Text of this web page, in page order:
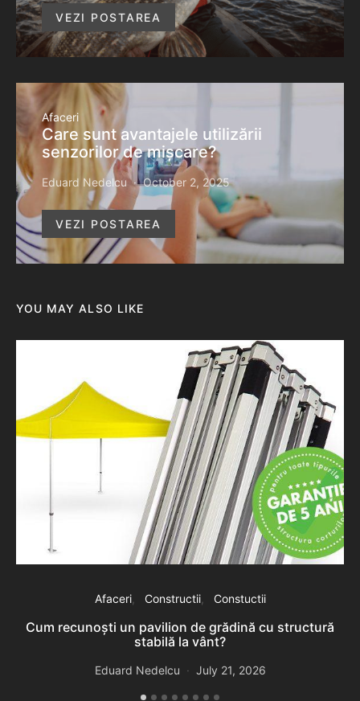
VEZI POSTAREA
Afaceri
Care sunt avantajele utilizării
senzorilor de mișcare?
Eduard Nedelcu October 2, 2025
VEZI POSTAREA
YOU MAY ALSO LIKE
Afaceri Constructii Constuctii
Cum recunoști un pavilion de grădină cu structură
stabilă la vânt?
Eduard Nedelcu July 21, 2026